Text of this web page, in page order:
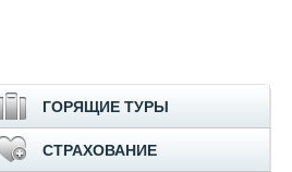
ГОРЯЩИЕ ТУРЫ
СТРАХОВАНИЕ